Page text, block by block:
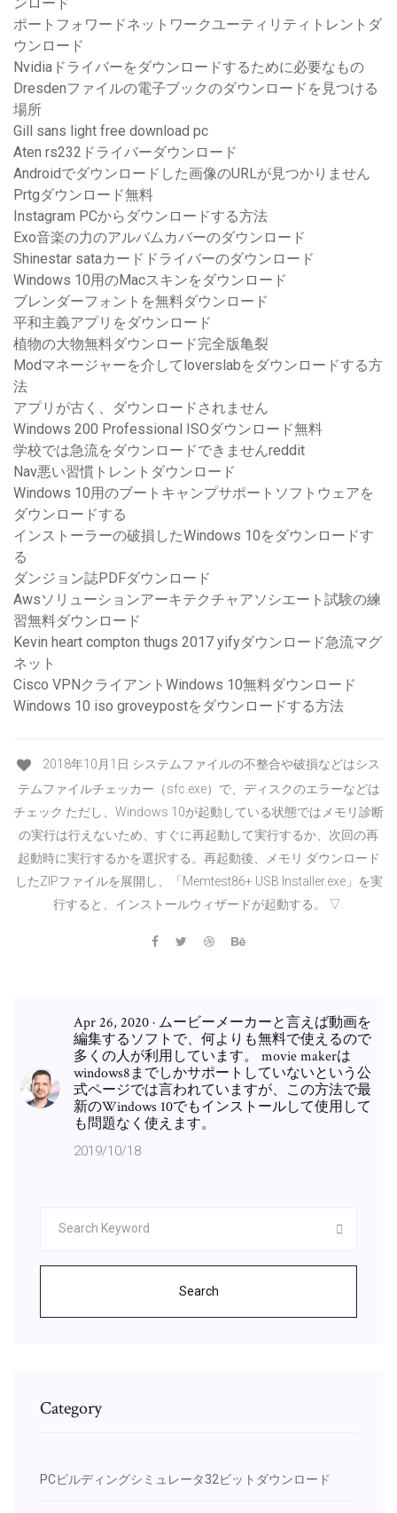
ンロード
ポートフォワードネットワークユーティリティトレントダ
ウンロード
Nvidiaドライバーをダウンロードするために必要なもの
Dresdenファイルの電子ブックのダウンロードを見つける
場所
Gill sans light free download pc
Aten rs232ドライバーダウンロード
Androidでダウンロードした画像のURLが見つかりません
Prtgダウンロード無料
Instagram PCからダウンロードする方法
Exo音楽の力のアルバムカバーのダウンロード
Shinestar sataカードドライバーのダウンロード
Windows 10用のMacスキンをダウンロード
ブレンダーフォントを無料ダウンロード
平和主義アプリをダウンロード
植物の大物無料ダウンロード完全版亀裂
Modマネージャーを介してloverslabをダウンロードする方
法
アプリが古く、ダウンロードされません
Windows 200 Professional ISOダウンロード無料
学校では急流をダウンロードできませんreddit
Nav悪い習慣トレントダウンロード
Windows 10用のブートキャンプサポートソフトウェアを
ダウンロードする
インストーラーの破損したWindows 10をダウンロードす
る
ダンジョン誌PDFダウンロード
Awsソリューションアーキテクチャアソシエート試験の練
習無料ダウンロード
Kevin heart compton thugs 2017 yifyダウンロード急流マグ
ネット
Cisco VPNクライアントWindows 10無料ダウンロード
Windows 10 iso groveypostをダウンロードする方法
2018年10月1日 システムファイルの不整合や破損などはシス
テムファイルチェッカー（sfc.exe）で、ディスクのエラーなどは
チェック ただし、Windows 10が起動している状態ではメモリ診断
の実行は行えないため、すぐに再起動して実行するか、次回の再
起動時に実行するかを選択する。再起動後、メモリ ダウンロード
したZIPファイルを展開し、「Memtest86+ USB Installer.exe」を実
行すると、インストールウィザードが起動する。 ▽.
Apr 26, 2020 · ムービーメーカーと言えば動画を
編集するソフトで、何よりも無料で使えるので
多くの人が利用しています。 movie makerは
windows8までしかサポートしていないという公
式ページでは言われていますが、この方法で最
新のWindows 10でもインストールして使用して
も問題なく使えます。
2019/10/18
Search
Category
PCビルディングシミュレータ32ビットダウンロード